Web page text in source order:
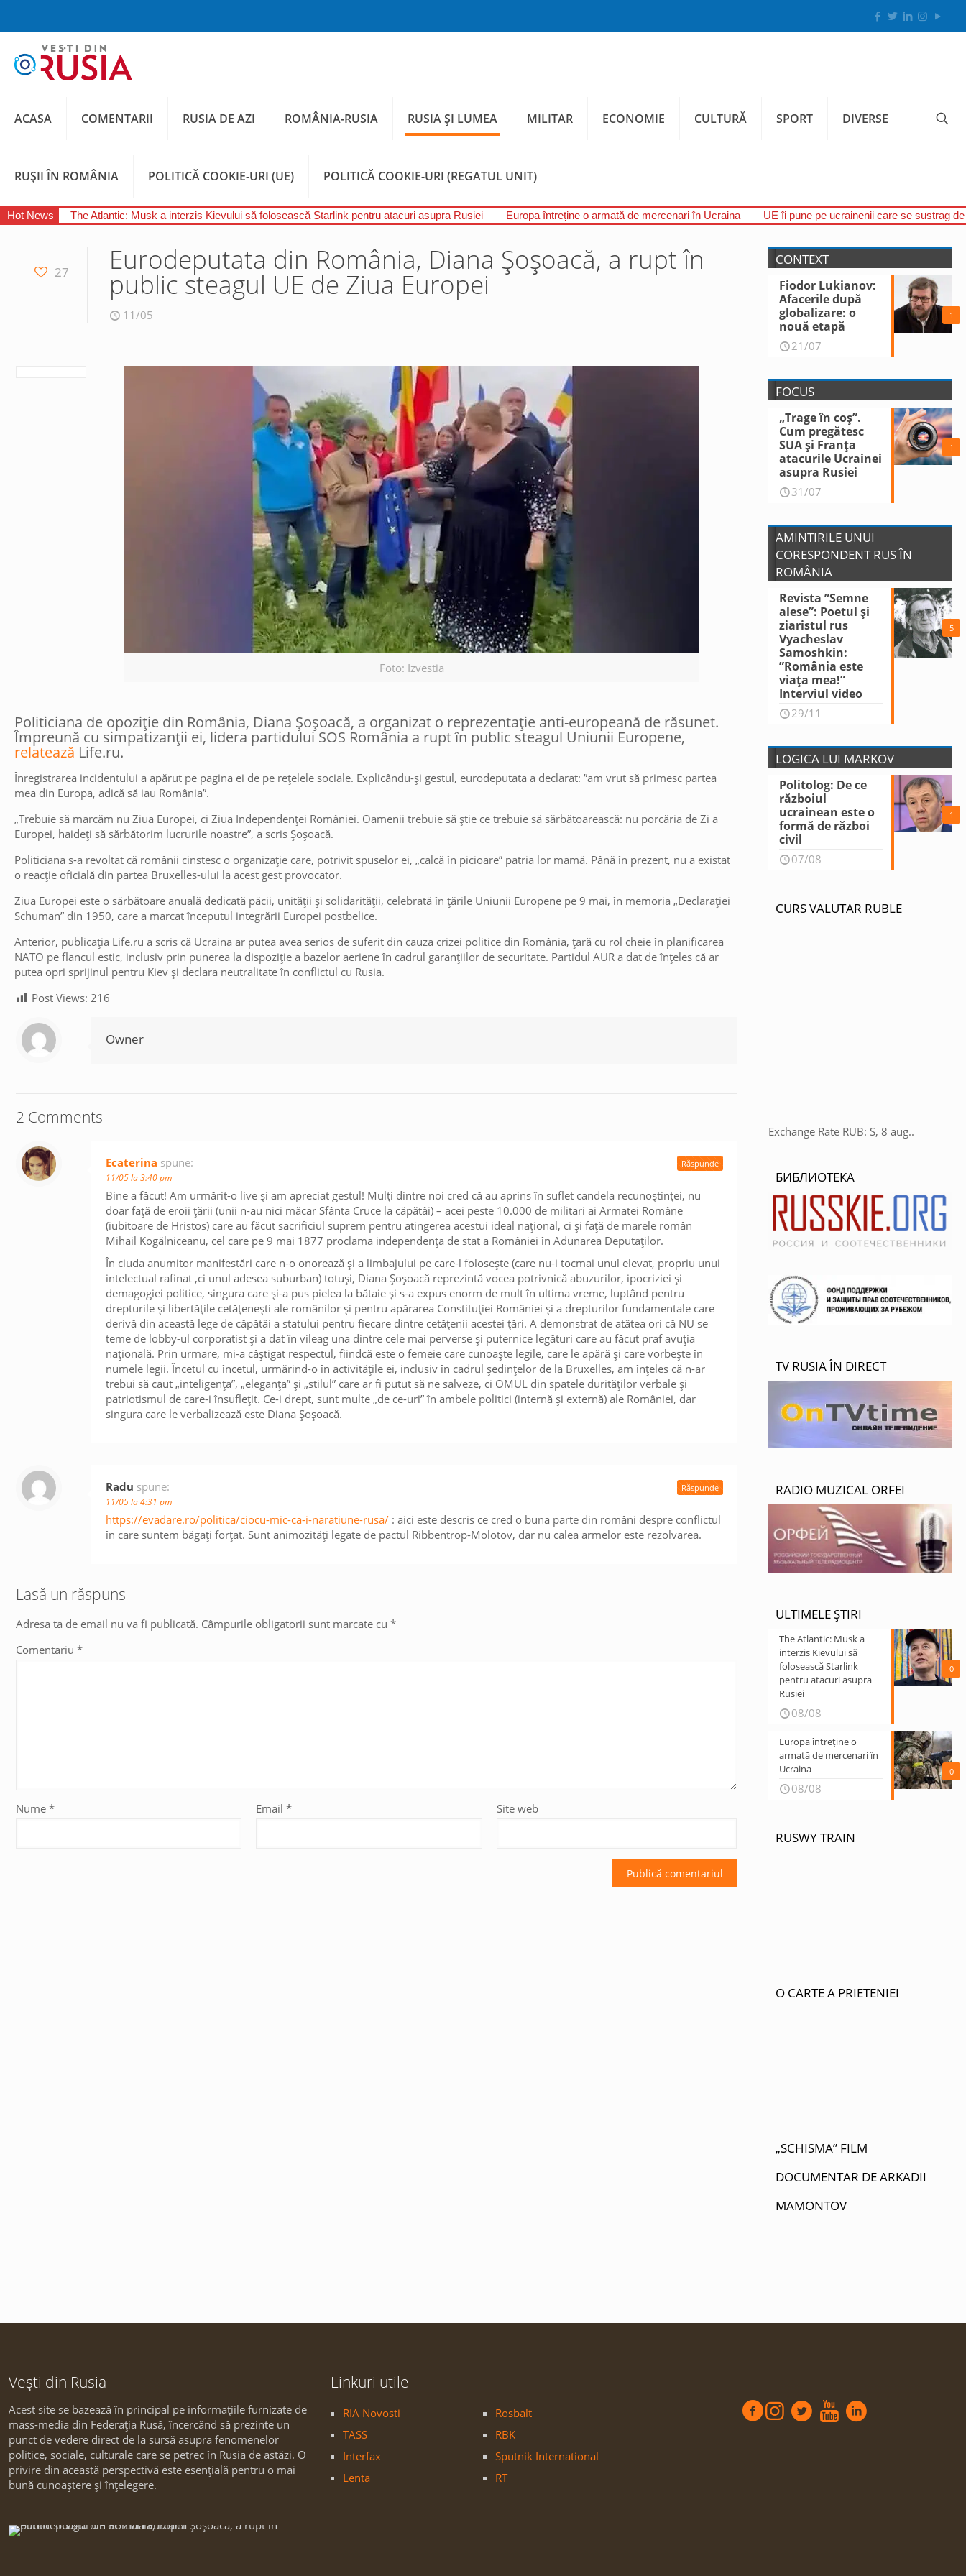
ACASA COMENTARII RUSIA DE AZI ROMÂNIA-RUSIA RUSIA ȘI LUMEA MILITAR ECONOMIE CULTURĂ SPORT DIVERSE
RUȘII ÎN ROMÂNIA POLITICĂ COOKIE-URI (UE) POLITICĂ COOKIE-URI (REGATUL UNIT)
Hot News The Atlantic: Musk a interzis Kievului să folosească Starlink pentru atacuri asupra Rusiei Europa întreține o armată de mercenari în Ucraina UE îi pune pe ucrainenii care se sustrag
27 Eurodeputata din România, Diana Șoșoacă, a rupt în
public steagul UE de Ziua Europei
11/05
Foto: Izvestia
Politiciana de opoziție din România, Diana Șoșoacă, a organizat o reprezentație anti-europeană de răsunet.
Împreună cu simpatizanții ei, lidera partidului SOS România a rupt în public steagul Uniunii Europene,
relatează Life.ru.
Înregistrarea incidentului a apărut pe pagina ei de pe rețelele sociale. Explicându-și gestul, eurodeputata a declarat: ”am vrut să primesc partea
mea din Europa, adică să iau România”.
„Trebuie să marcăm nu Ziua Europei, ci Ziua Independenței României. Oamenii trebuie să știe ce trebuie să sărbătoarească: nu porcăria de Zi a
Europei, haideți să sărbătorim lucrurile noastre”, a scris Șoșoacă.
Politiciana s-a revoltat că românii cinstesc o organizație care, potrivit spuselor ei, „calcă în picioare” patria lor mamă. Până în prezent, nu a existat
o reacție oficială din partea Bruxelles-ului la acest gest provocator.
Ziua Europei este o sărbătoare anuală dedicată păcii, unității și solidarității, celebrată în țările Uniunii Europene pe 9 mai, în memoria „Declarației
Schuman” din 1950, care a marcat începutul integrării Europei postbelice.
Anterior, publicația Life.ru a scris că Ucraina ar putea avea serios de suferit din cauza crizei politice din România, țară cu rol cheie în planificarea
NATO pe flancul estic, inclusiv prin punerea la dispoziție a bazelor aeriene în cadrul garanțiilor de securitate. Partidul AUR a dat de înțeles că ar
putea opri sprijinul pentru Kiev și declara neutralitate în conflictul cu Rusia.
Post Views: 216
Owner
2 Comments
Ecaterina spune:
11/05 la 3:40 pm
Bine a făcut! Am urmărit-o live și am apreciat gestul! Mulți dintre noi cred că au aprins în suflet candela recunoștinței, nu
doar față de eroii țării (unii n-au nici măcar Sfânta Cruce la căpătâi) – acei peste 10.000 de militari ai Armatei Române
(iubitoare de Hristos) care au făcut sacrificiul suprem pentru atingerea acestui ideal național, ci și față de marele român
Mihail Kogălniceanu, cel care pe 9 mai 1877 proclama independența de stat a României în Adunarea Deputaților.
În ciuda anumitor manifestări care n-o onorează și a limbajului pe care-l folosește (care nu-i tocmai unul elevat, propriu unui
intelectual rafinat ,ci unul adesea suburban) totuși, Diana Șoșoacă reprezintă vocea potrivnică abuzurilor, ipocriziei și
demagogiei politice, singura care și-a pus pielea la bătaie și s-a expus enorm de mult în ultima vreme, luptând pentru
drepturile și libertățile cetățenești ale românilor și pentru apărarea Constituției României și a drepturilor fundamentale care
derivă din această lege de căpătâi a statului pentru fiecare dintre cetățenii acestei țări. A demonstrat de atâtea ori că NU se
teme de lobby-ul corporatist și a dat în vileag una dintre cele mai perverse și puternice legături care au făcut praf avuția
națională. Prin urmare, mi-a câștigat respectul, fiindcă este o femeie care cunoaște legile, care le apără și care vorbește în
numele legii. Încetul cu încetul, urmărind-o în activitățile ei, inclusiv în cadrul ședințelor de la Bruxelles, am înțeles că n-ar
trebui să caut „inteligența”, „eleganța” și „stilul” care ar fi putut să ne salveze, ci OMUL din spatele durităților verbale și
patriotismul de care-i însuflețit. Ce-i drept, sunt multe „de ce-uri” în ambele politici (internă și externă) ale României, dar
singura care le verbalizează este Diana Șoșoacă.
Răspunde
Radu spune:
11/05 la 4:31 pm
https://evadare.ro/politica/ciocu-mic-ca-i-naratiune-rusa/ : aici este descris ce cred o buna parte din români despre conflictul
în care suntem băgați forțat. Sunt animozități legate de pactul Ribbentrop-Molotov, dar nu calea armelor este rezolvarea.
Răspunde
Lasă un răspuns
Adresa ta de email nu va fi publicată. Câmpurile obligatorii sunt marcate cu *
Comentariu *
Nume * Email* Site web
CONTEXT
1
Fiodor Lukianov:
Afacerile după
globalizare: o
nouă etapă
21/07
FOCUS
1
„Trage în coș”.
Cum pregătesc
SUA și Franța
atacurile Ucrainei
asupra Rusiei
31/07
AMINTIRILE UNUI
CORESPONDENT RUS ÎN
ROMÂNIA
5
Revista ”Semne
alese”: Poetul și
ziaristul rus
Vyacheslav
Samoshkin:
”România este
viața mea!”
Interviul video
29/11
LOGICA LUI MARKOV
1
Politolog: De ce
războiul
ucrainean este o
formă de război
civil
07/08
CURS VALUTAR RUBLE
Exchange Rate RUB: S, 8 aug..
БИБЛИОТЕКА
TV RUSIA ÎN DIRECT
RADIO MUZICAL ORFEI
ULTIMELE ȘTIRI
0
The Atlantic: Musk a
interzis Kievului să
folosească Starlink
pentru atacuri asupra
Rusiei
08/08
0
Europa întreține o
armată de mercenari în
Ucraina
08/08
RUSWY TRAIN
O CARTE A PRIETENIEI
„SCHISMA” FILM
DOCUMENTAR DE ARKADII
MAMONTOV
Vești din Rusia
Acest site se bazează în principal pe informațiile furnizate de
mass-media din Federația Rusă, încercând să prezinte un
punct de vedere direct de la sursă asupra fenomenelor
politice, sociale, culturale care se petrec în Rusia de astăzi. O
privire din această perspectivă este esențială pentru o mai
bună cunoaștere și înțelegere.
Linkuri utile
RIA Novosti
TASS
Interfax
Lenta
Rosbalt
RBK
Sputnik International
RT